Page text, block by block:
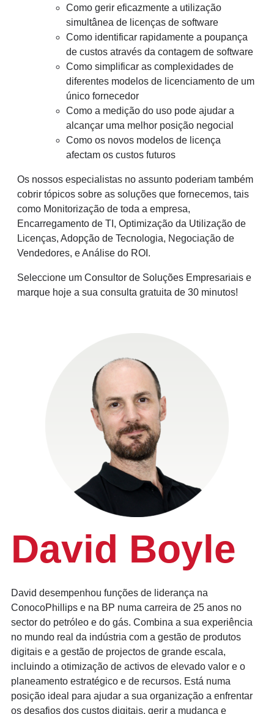
Como gerir eficazmente a utilização
simultânea de licenças de software
Como identificar rapidamente a poupança
de custos através da contagem de software
Como simplificar as complexidades de
diferentes modelos de licenciamento de um
único fornecedor
Como a medição do uso pode ajudar a
alcançar uma melhor posição negocial
Como os novos modelos de licença
afectam os custos futuros
Os nossos especialistas no assunto poderiam também
cobrir tópicos sobre as soluções que fornecemos, tais
como Monitorização de toda a empresa,
Encarregamento de TI, Optimização da Utilização de
Licenças, Adopção de Tecnologia, Negociação de
Vendedores, e Análise do ROI.
Seleccione um Consultor de Soluções Empresariais e
marque hoje a sua consulta gratuita de 30 minutos!
David Boyle
David desempenhou funções de liderança na
ConocoPhillips e na BP numa carreira de 25 anos no
sector do petróleo e do gás. Combina a sua experiência
no mundo real da indústria com a gestão de produtos
digitais e a gestão de projectos de grande escala,
incluindo a otimização de activos de elevado valor e o
planeamento estratégico e de recursos. Está numa
posição ideal para ajudar a sua organização a enfrentar
os desafios dos custos digitais, gerir a mudança e